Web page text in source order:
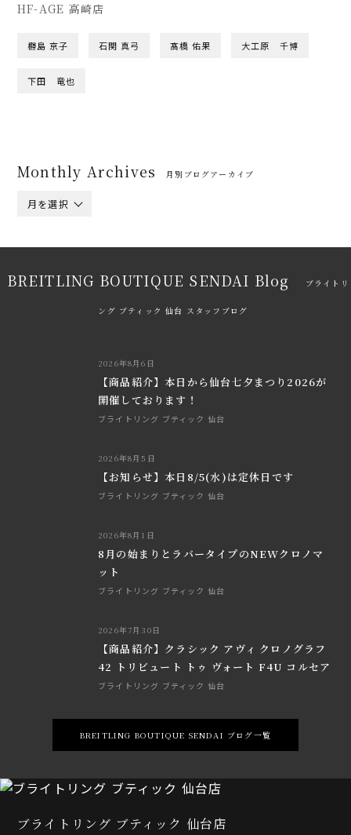
HF-AGE 高崎店
橳島 京子 石関 真弓 髙橋 佑果 大工原 千博
下田 竜也
Monthly Archives 月別ブログアーカイブ
月を選択
BREITLING BOUTIQUE SENDAI Blog ブライトリ
ング ブティック 仙台 スタッフブログ
2026年8月6日
【商品紹介】本日から仙台七夕まつり2026が
開催しております！
ブライトリング ブティック 仙台
2026年8月5日
【お知らせ】本日8/5(水)は定休日です
ブライトリング ブティック 仙台
2026年8月1日
8月の始まりとラバータイプのNEWクロノマ
ット
ブライトリング ブティック 仙台
2026年7月30日
【商品紹介】クラシック アヴィ クロノグラフ
42 トリビュート トゥ ヴォート F4U コルセア
ブライトリング ブティック 仙台
BREITLING BOUTIQUE SENDAI ブログ一覧
ブライトリング ブティック 仙台店